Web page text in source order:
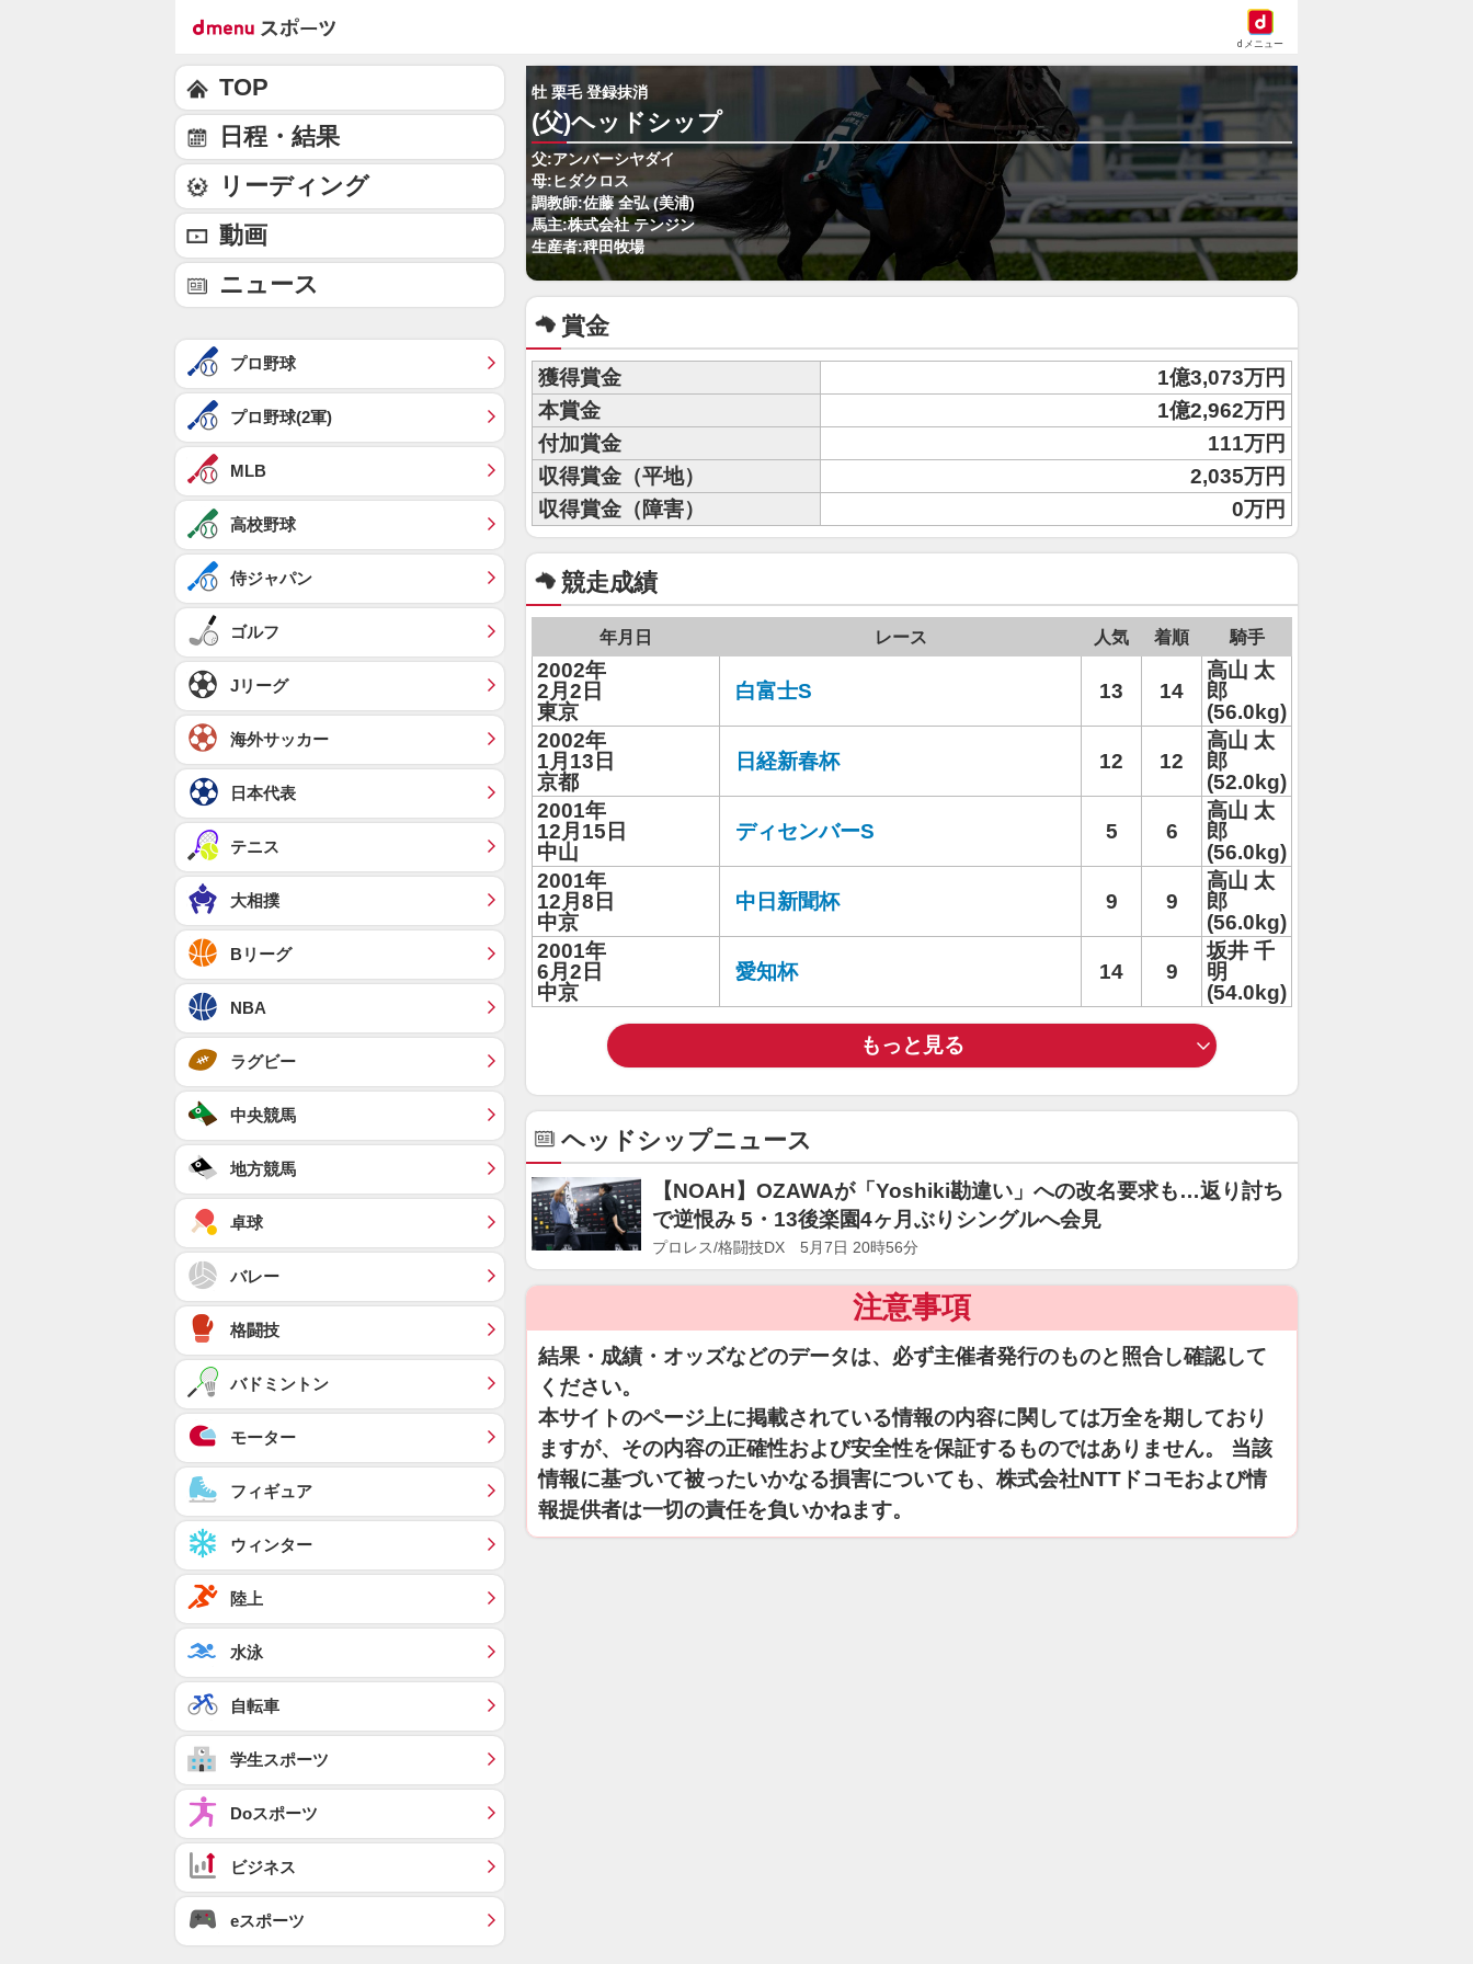
dメニュー
牡 栗毛 登録抹消
(父)ヘッドシップ
父:アンバーシヤダイ
母:ヒダクロス
調教師:佐藤 全弘 (美浦)
馬主:株式会社 テンジン
生産者:稗田牧場
賞金
獲得賞金
1億3,073万円
本賞金
1億2,962万円
付加賞金
111万円
収得賞金（平地）
2,035万円
収得賞金（障害）
0万円
競走成績
年月日 レース 人気 着順 騎手
2002年
2月2日
東京
白富士S 13 14
高山 太
郎
(56.0kg)
2002年
1月13日
京都
日経新春杯 12 12
高山 太
郎
(52.0kg)
2001年
12月15日
中山
ディセンバーS 5 6
高山 太
郎
(56.0kg)
2001年
12月8日
中京
中日新聞杯 9 9
高山 太
郎
(56.0kg)
2001年
6月2日
中京
愛知杯 14 9
坂井 千
明
(54.0kg)
もっと見る
ヘッドシップニュース
【NOAH】OZAWAが「Yoshiki勘違い」への改名要求も…返り討ち
で逆恨み 5・13後楽園4ヶ月ぶりシングルへ会見
プロレス/格闘技DX 5月7日 20時56分
注意事項
結果・成績・オッズなどのデータは、必ず主催者発行のものと照合し確認して
ください。
本サイトのページ上に掲載されている情報の内容に関しては万全を期しており
ますが、その内容の正確性および安全性を保証するものではありません。 当該
情報に基づいて被ったいかなる損害についても、株式会社NTTドコモおよび情
報提供者は一切の責任を負いかねます。
TOP
日程・結果
リーディング
動画
ニュース
プロ野球
プロ野球(2軍)
MLB
高校野球
侍ジャパン
ゴルフ
Jリーグ
海外サッカー
日本代表
テニス
大相撲
Bリーグ
NBA
ラグビー
中央競馬
地方競馬
卓球
バレー
格闘技
バドミントン
モーター
フィギュア
ウィンター
陸上
水泳
自転車
学生スポーツ
Doスポーツ
ビジネス
eスポーツ